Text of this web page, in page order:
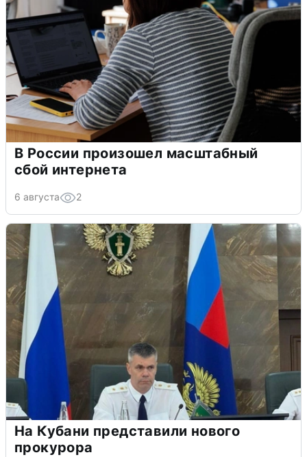
В России произошел масштабный
сбой интернета
6 августа 2
На Кубани представили нового
прокурора